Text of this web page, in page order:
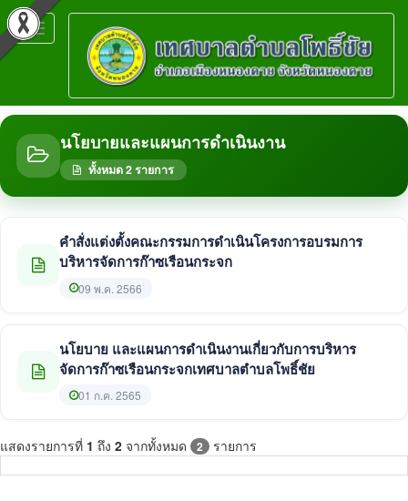
Toggle
navigation
นโยบายและแผนการดำเนินงาน
ทั้งหมด 2 รายการ
คำสั่งแต่งตั้งคณะกรรมการดำเนินโครงการอบรมการ
บริหารจัดการก๊าซเรือนกระจก
09 พ.ค. 2566
นโยบาย และแผนการดำเนินงานเกี่ยวกับการบริหาร
จัดการก๊าซเรือนกระจกเทศบาลตำบลโพธิ์ชัย
01 ก.ค. 2565
แสดงรายการที่ 1 ถึง 2 จากทั้งหมด 2 รายการ